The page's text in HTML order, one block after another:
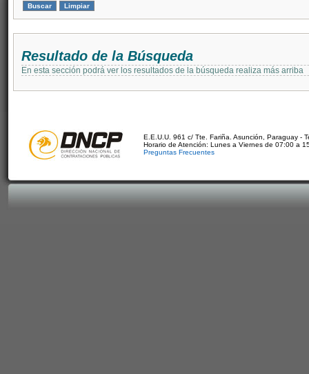
Resultado de la Búsqueda
En esta sección podrá ver los resultados de la búsqueda realiza más arriba
E.E.U.U. 961 c/ Tte. Fariña. Asunción, Paraguay -
Horario de Atención: Lunes a Viernes de 07:00 a
Preguntas Frecuentes